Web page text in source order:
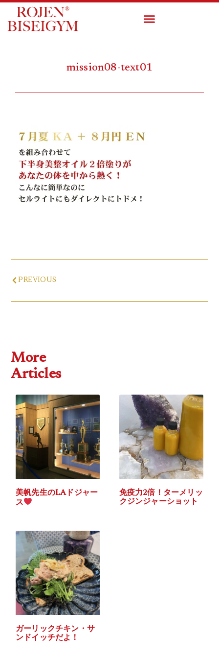
mission08-text01
PREVIOUS
More
Articles
美帆先生のLAドジャー
ス
免疫力2倍！ターメリッ
クジンジャーショット
ガーリックチキン・サ
ンドイッチだよ！